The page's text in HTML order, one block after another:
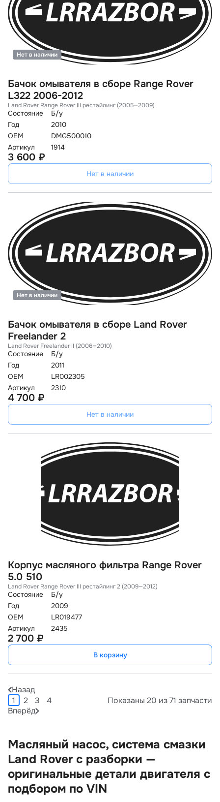
Бачок омывателя в сборе Range Rover
L322 2006-2012
Land Rover Range Rover III рестайлинг (2005—2009)
Состояние
Б/у
Год
2010
OEM
DMG500010
Артикул
1914
Нет в наличии
3 600 ₽
Нет в наличии
Бачок омывателя в сборе Land Rover
Freelander 2
Land Rover Freelander II (2006—2010)
Состояние
Б/у
Год
2011
OEM
LR002305
Артикул
2310
Нет в наличии
4 700 ₽
Нет в наличии
Корпус масляного фильтра Range Rover
5.0 510
Land Rover Range Rover III рестайлинг 2 (2009—2012)
Состояние
Б/у
Год
2009
OEM
LR019477
Артикул
2435
2 700 ₽
В корзину
Назад
1
2 3
4
Вперёд
Показаны 20 из 71 запчасти
Масляный насос, система смазки
Land Rover с разборки —
оригинальные детали двигателя с
подбором по VIN